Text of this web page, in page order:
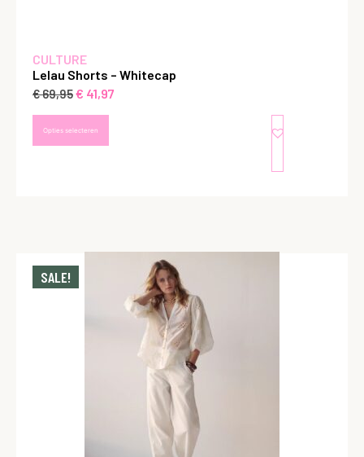
CULTURE
Lelau Shorts – Whitecap
€69,95€ 41,97
Opties selecteren
SALE!